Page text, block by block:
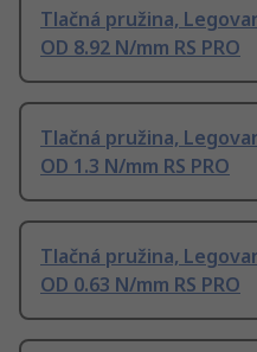
Tlačná pružina,
OD 8.92 N/mm RS PRO
Tlačná pružina,
OD 1.3 N/mm RS PRO
Tlačná pružina,
OD 0.63 N/mm RS PRO